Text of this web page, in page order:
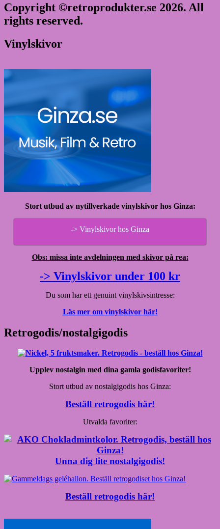
Copyright ©retroprodukter.se 2026. All
rights reserved.
Vinylskivor
Stort utbud av nytillverkade vinylskivor hos Ginza:
-> Vinylskivor hos Ginza
Obs: missa inte avdelningen med skivor på rea:
-> Vinylskivor under 100 kr
Du som har ett genuint vinylskivsintresse:
Läs mer om vinylskivor här!
Retrogodis/nostalgigodis
Upplev nostalgin med dina gamla godisfavoriter!
Stort utbud av nostalgigodis hos Ginza:
Beställ retrogodis här!
Utvalda favoriter:
Unna dig lite nostalgigodis!
Beställ retrogodis här!